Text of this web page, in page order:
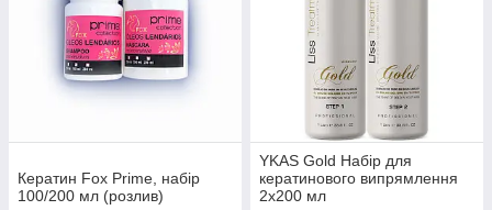
Кератин Fox Prime, набір
100/200 мл (розлив)
YKAS Gold Набір для
кератинового випрямлення
2х200 мл